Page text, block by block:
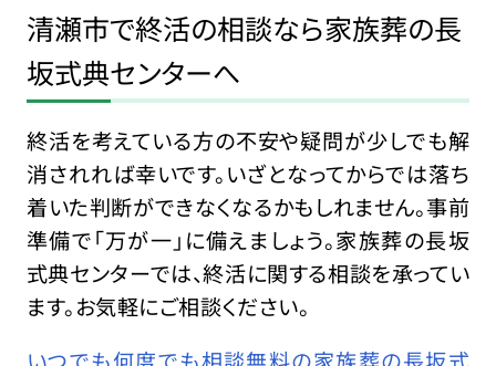
清瀬市で終活の相談なら家族葬の長
坂式典センターへ
終活を考えている方の不安や疑問が少しでも解
消されれば幸いです。いざとなってからでは落ち
着いた判断ができなくなるかもしれません。事前
準備で「万が一」に備えましょう。家族葬の長坂
式典センターでは、終活に関する相談を承ってい
ます。お気軽にご相談ください。